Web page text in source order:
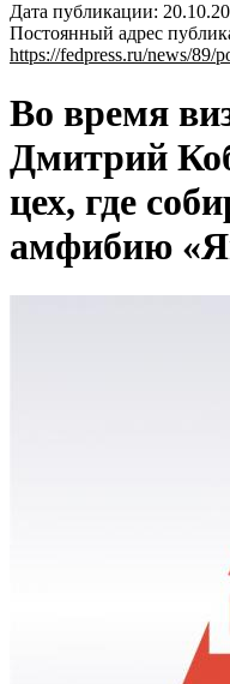
Дата публикации:
Постоянный адрес
https://fedpress.ru/news/89/
Во время
Дмитрий
цех, где
амфибию